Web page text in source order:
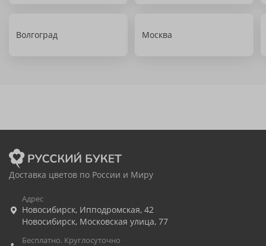
Волгоград Москва
Доставка цветов по России и Миру
Адрес
Новосибирск, Ипподромская, 42
Новосибирск, Московская улица, 77
Бесплатно. Круглосуточно